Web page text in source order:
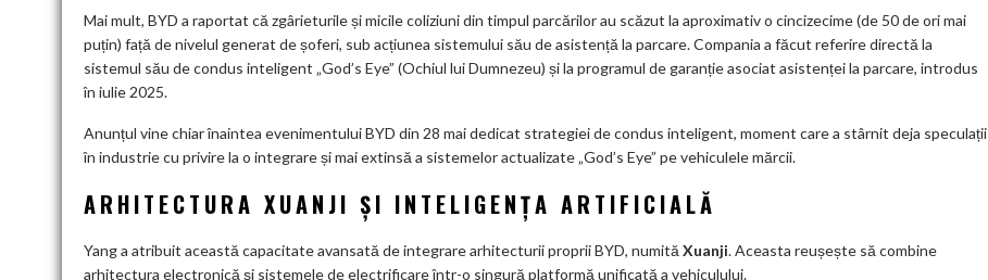
Mai mult, BYD a raportat că zgârieturile și micile coliziuni din timpul parcărilor au scăzut la aproximativ o cincizecime (de 50 de ori mai
puțin) față de nivelul generat de șoferi, sub acțiunea sistemului său de asistență la parcare. Compania a făcut referire directă la
sistemul său de condus inteligent „God’s Eye” (Ochiul lui Dumnezeu) și la programul de garanție asociat asistenței la parcare, introdus
în iulie 2025.
Anunțul vine chiar înaintea evenimentului BYD din 28 mai dedicat strategiei de condus inteligent, moment care a stârnit deja speculații
în industrie cu privire la o integrare și mai extinsă a sistemelor actualizate „God’s Eye” pe vehiculele mărcii.
ARHITECTURA XUANJI ȘI INTELIGENȚA ARTIFICIALĂ
Yang a atribuit această capacitate avansată de integrare arhitecturii proprii BYD, numită Xuanji. Aceasta reușește să combine
arhitectura electronică și sistemele de electrificare într-o singură platformă unificată a vehiculului.